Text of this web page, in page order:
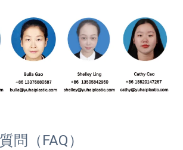
問（FAQ）